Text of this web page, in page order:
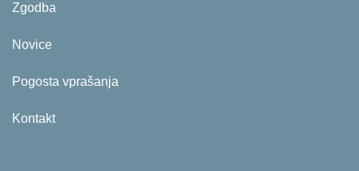
Zgodba
Novice
Pogosta vprašanja
Kontakt